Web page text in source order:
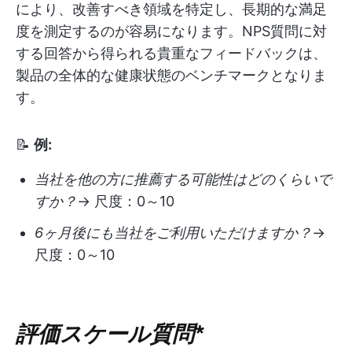
により、改善すべき領域を特定し、長期的な満足
度を測定するのが容易になります。NPS質問に対
する回答から得られる貴重なフィードバックは、
製品の全体的な健康状態のベンチマークとなりま
す。
📝 例:
当社を他の方に推薦する可能性はどのくらいで
すか？→ 尺度：0～10
6ヶ月後にも当社をご利用いただけますか？→
尺度：0～10
評価スケール質問*